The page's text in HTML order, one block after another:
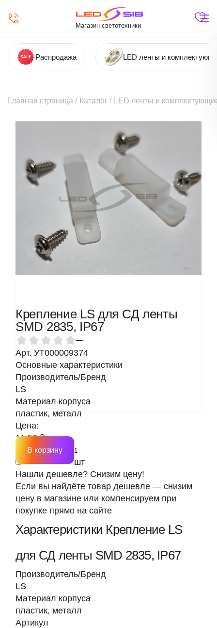
Магазин светотехники
Распродажа LED ленты и
Главная страница / Каталог / LED ленты и
Крепление LS для СД ленты
SMD 2835, IP67
—
Арт. УТ000009374
Основные характеристики
Производитель/Бренд
LS
Материал корпуса
пластик, металл
Цена:
11.56 ₽
шт
В корзину
Нашли дешевле? Снизим цену!
Если вы найдёте товар дешевле — снизим
цену в магазине или компенсируем при
покупке прямо на сайте
Характеристики Крепление LS
для СД ленты SMD 2835, IP67
Производитель/Бренд
LS
Материал корпуса
пластик, металл
Артикул